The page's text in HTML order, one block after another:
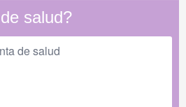
salud?